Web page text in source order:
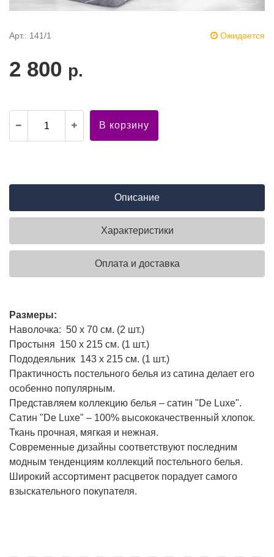
Арт.: 141/1 Ожидается
2 800 р.
В корзину
Описание
Характеристики
Оплата и доставка
Размеры:
Наволочка: 50 х 70 см. (2 шт.)
Простыня 150 х 215 см. (1 шт.)
Пододеяльник 143 х 215 см. (1 шт.)
Практичность постельного белья из сатина делает его
особенно популярным.
Представляем коллекцию белья – сатин "De Luxe".
Сатин "De Luxe" – 100% высококачественный хлопок.
Ткань прочная, мягкая и нежная.
Современные дизайны соответствуют последним
модным тенденциям коллекций постельного белья.
Широкий ассортимент расцветок порадует самого
взыскательного покупателя.